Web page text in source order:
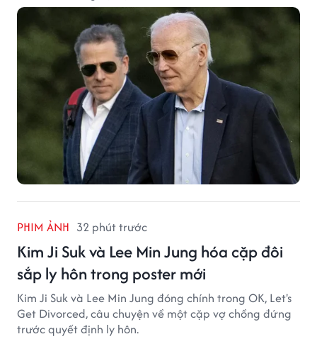
PHIM ẢNH 32 phút trước
Kim Ji Suk và Lee Min Jung hóa cặp đôi
sắp ly hôn trong poster mới
Kim Ji Suk và Lee Min Jung đóng chính trong OK, Let's
Get Divorced, câu chuyện về một cặp vợ chồng đứng
trước quyết định ly hôn.